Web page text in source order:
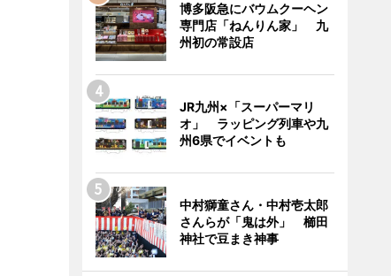
博多阪急にバウムクーヘン
専門店「ねんりん家」 九
州初の常設店
JR九州×「スーパーマリ
オ」 ラッピング列車や九
州6県でイベントも
中村獅童さん・中村壱太郎
さんらが「鬼は外」 櫛田
神社で豆まき神事